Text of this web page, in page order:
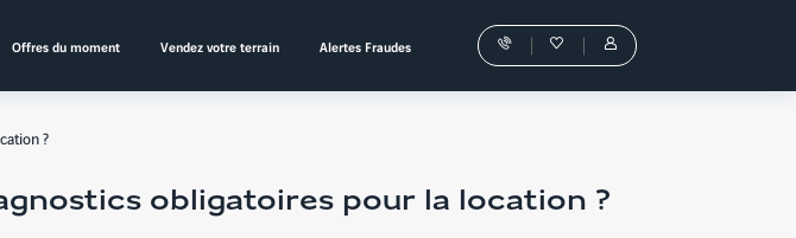
Offres du moment Vendez votre terrain Alertes Fraudes
Nos
conseillers
vous
Favoris
Tous
les
services
?
obligatoires pour la location ?